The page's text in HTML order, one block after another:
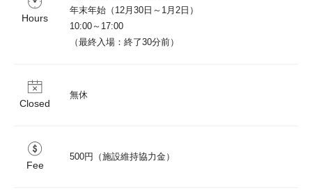
Hours
年末年始（12月30日～1月2日）
10:00～17:00
（最終入場：終了30分前）
Closed
無休
Fee
500円（施設維持協力金）